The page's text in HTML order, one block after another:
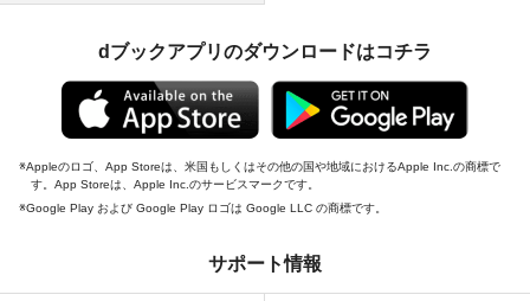
dブックアプリのダウンロードはコチラ
Appleのロゴ、App Storeは、米国もしくはその他の国や地域におけるApple Inc.の商標で
す。App Storeは、Apple Inc.のサービスマークです。
Google Play および Google Play ロゴは Google LLC の商標です。
サポート情報